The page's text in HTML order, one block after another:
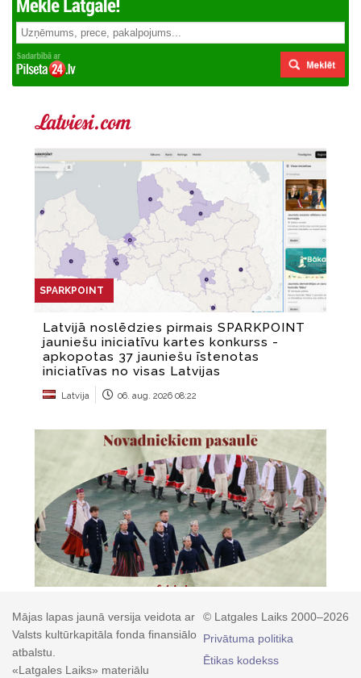
© Latgales Laiks 2000–2026
Privātuma politika
Ētikas kodekss
Mājas lapas jaunā versija veidota ar
Valsts kultūrkapitāla fonda finansiālo
atbalstu.
«Latgales Laiks» materiālu